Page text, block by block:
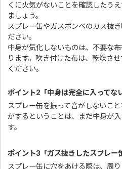
くに火気がないことを確認したう
ましょう。
スプレー缶やガスボンベのガス抜
ださい。
中身が気化しないものは、不要な
ります。吹き付けた布は、乾燥さ
ください。
ポイント2「中身は完全に入ってな
スプレー缶を振って音がしないこ
がするということは、まだ中身が
す。
ポイント3「ガス抜きしたスプレー
スプレー缶に穴をあける際は、周